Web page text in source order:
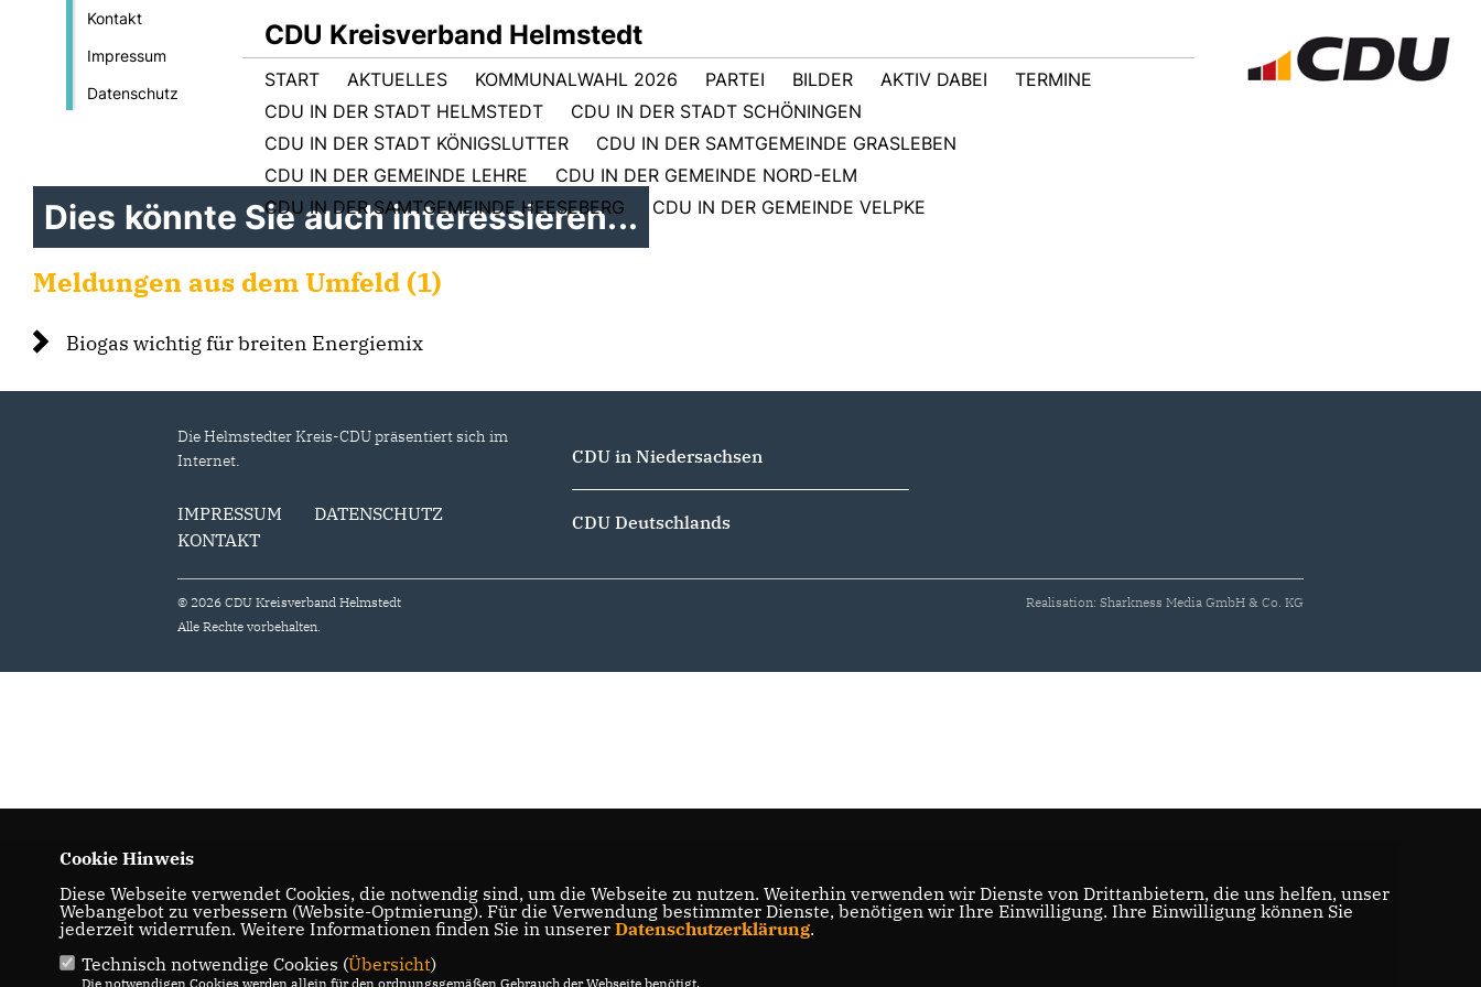
Kontakt
Impressum
Datenschutz
CDU Kreisverband Helmstedt
START AKTUELLES KOMMUNALWAHL 2026 PARTEI BILDER AKTIV DABEI
TERMINE
CDU IN DER STADT HELMSTEDT
CDU IN DER STADT SCHÖNINGEN
CDU IN DER STADT KÖNIGSLUTTER
CDU IN DER SAMTGEMEINDE GRASLEBEN
CDU IN DER GEMEINDE LEHRE
CDU IN DER GEMEINDE NORD-ELM
CDU IN DER SAMTGEMEINDE HEESEBERG
CDU IN DER GEMEINDE VELPKE
Dies könnte Sie auch interessieren...
Meldungen aus dem Umfeld (1)
Biogas wichtig für breiten Energiemix
Die Helmstedter Kreis-CDU präsentiert sich im
Internet.
IMPRESSUM
DATENSCHUTZ
KONTAKT
CDU in Niedersachsen
CDU Deutschlands
© 2026 CDU Kreisverband Helmstedt
Alle Rechte vorbehalten.
Realisation: Sharkness Media GmbH & Co. KG
Cookie Hinweis
Diese Webseite verwendet Cookies, die notwendig sind, um die Webseite zu nutzen. Weiterhin verwenden wir Dienste von Drittanbietern, die uns helfen, unser
Webangebot zu verbessern (Website-Optmierung). Für die Verwendung bestimmter Dienste, benötigen wir Ihre Einwilligung. Ihre Einwilligung können Sie
jederzeit widerrufen. Weitere Informationen finden Sie in unserer Datenschutzerklärung.
Technisch notwendige Cookies (Übersicht)
Die notwendigen Cookies werden allein für den ordnungsgemäßen Gebrauch der Webseite benötigt.